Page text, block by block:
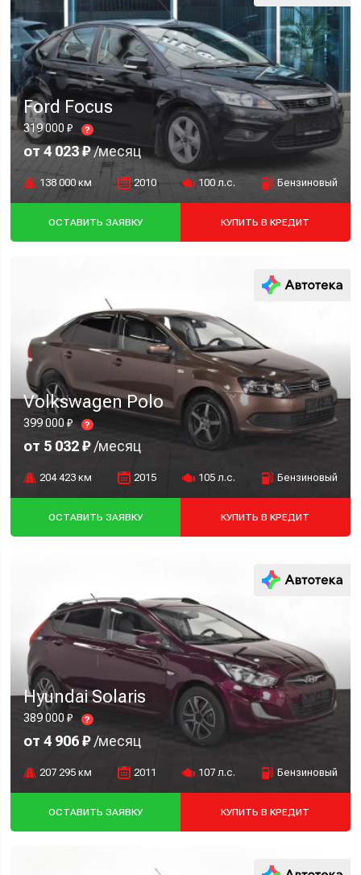
Ford Focus
319 000 ₽ ?
от 4 023 ₽/месяц
138 000 км 2010 100 л.с. Бензиновый
ОСТАВИТЬ ЗАЯВКУ КУПИТЬ В КРЕДИТ
Volkswagen Polo
399 000 ₽ ?
от 5 032 ₽/месяц
204 423 км 2015 105 л.с. Бензиновый
ОСТАВИТЬ ЗАЯВКУ КУПИТЬ В КРЕДИТ
Hyundai Solaris
389 000 ₽ ?
от 4 906 ₽/месяц
207 295 км 2011 107 л.с. Бензиновый
ОСТАВИТЬ ЗАЯВКУ КУПИТЬ В КРЕДИТ